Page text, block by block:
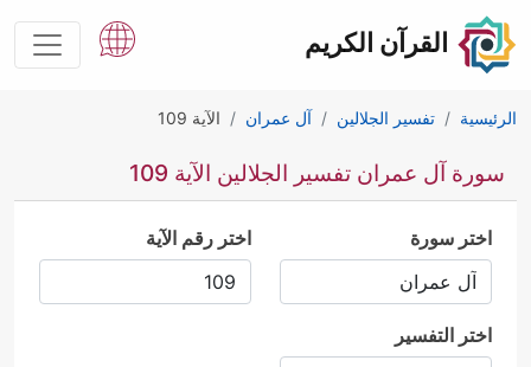
القرآن الكريم
الرئيسية تفسير الجلالين آل عمران الآية 109
سورة آل عمران تفسير الجلالين الآية 109
اختر سورة اختر رقم الآية
اختر التفسير